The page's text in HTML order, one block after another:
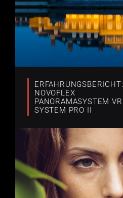
ERFAHRUNGSBERICHT:
NOVOFLEX
PANORAMASYSTEM VR
SYSTEM PRO II